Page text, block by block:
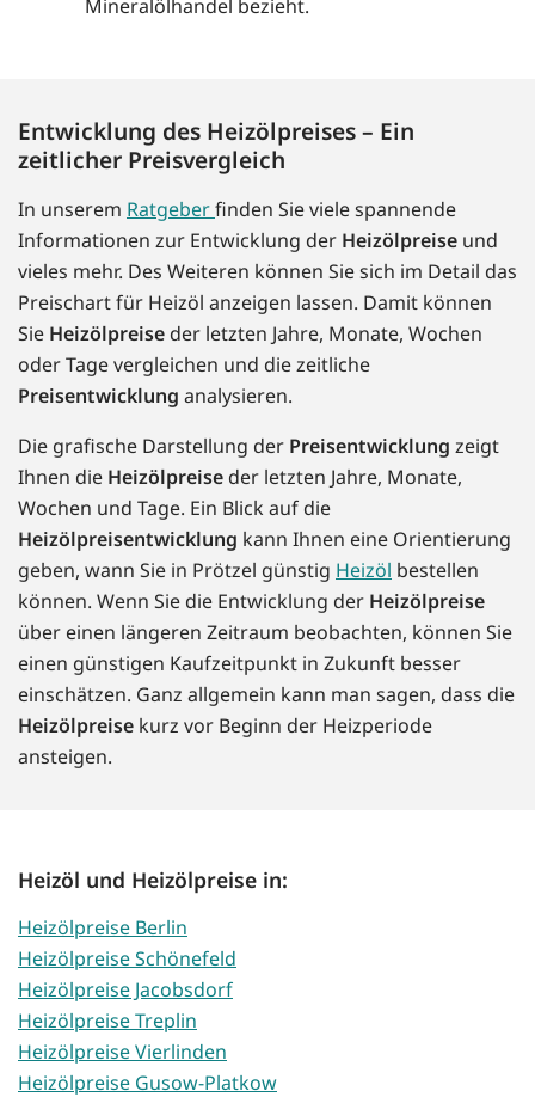
Mineralölhandel bezieht.
Entwicklung des Heizölpreises – Ein
zeitlicher Preisvergleich
In unserem Ratgeberfinden Sie viele spannende
Informationen zur Entwicklung der Heizölpreise und
vieles mehr. Des Weiteren können Sie sich im Detail das
Preischart für Heizöl anzeigen lassen. Damit können
Sie Heizölpreise der letzten Jahre, Monate, Wochen
oder Tage vergleichen und die zeitliche
Preisentwicklung analysieren.
Die grafische Darstellung der Preisentwicklung zeigt
Ihnen die Heizölpreise der letzten Jahre, Monate,
Wochen und Tage. Ein Blick auf die
Heizölpreisentwicklung kann Ihnen eine Orientierung
geben, wann Sie in Prötzel günstig Heizöl bestellen
können. Wenn Sie die Entwicklung der Heizölpreise
über einen längeren Zeitraum beobachten, können Sie
einen günstigen Kaufzeitpunkt in Zukunft besser
einschätzen. Ganz allgemein kann man sagen, dass die
Heizölpreise kurz vor Beginn der Heizperiode
ansteigen.
Heizöl und Heizölpreise in:
Heizölpreise Berlin
Heizölpreise Schönefeld
Heizölpreise Jacobsdorf
Heizölpreise Treplin
Heizölpreise Vierlinden
Heizölpreise Gusow-Platkow